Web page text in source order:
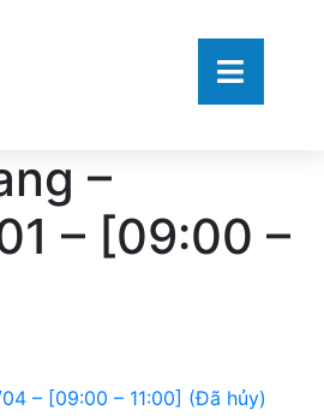
–
– [09:00 –
– [09:00 – 11:00] (Đã hủy)